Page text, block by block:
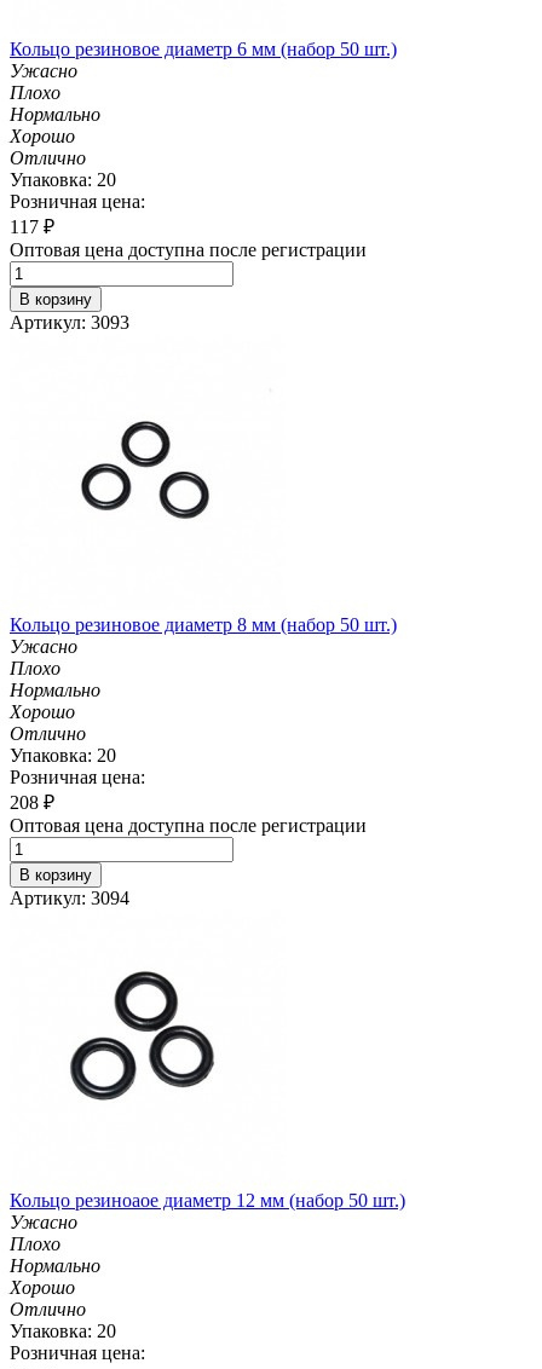
Кольцо резиновое диаметр 6 мм (набор 50 шт.)
Ужасно
Плохо
Нормально
Хорошо
Отлично
Упаковка: 20
Розничная цена:
117 ₽
Оптовая цена доступна после регистрации
В корзину
Артикул: 3093
Кольцо резиновое диаметр 8 мм (набор 50 шт.)
Ужасно
Плохо
Нормально
Хорошо
Отлично
Упаковка: 20
Розничная цена:
208 ₽
Оптовая цена доступна после регистрации
В корзину
Артикул: 3094
Кольцо резиноаое диаметр 12 мм (набор 50 шт.)
Ужасно
Плохо
Нормально
Хорошо
Отлично
Упаковка: 20
Розничная цена: